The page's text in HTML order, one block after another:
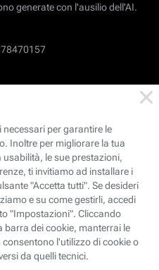
generate con l'ausilio dell'AI.